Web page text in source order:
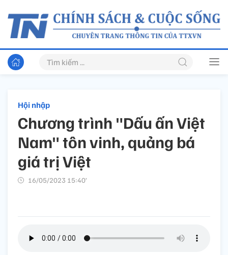
Hội nhập
Chương trình "Dấu ấn Việt
Nam" tôn vinh, quảng bá
giá trị Việt
16/05/2023 15:40’